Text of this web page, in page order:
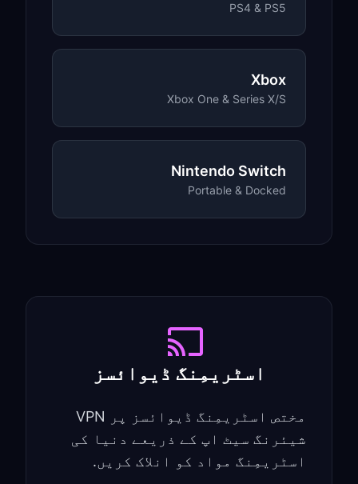
PS4 & PS5
Xbox
Xbox One & Series X/S
Nintendo Switch
Portable & Docked
اسٹریمِنگ ڈیوائسز
مختص اسٹریمِنگ ڈیوائسز پر VPN
شیئرنگ سیٹ اپ کے ذریعے دنیا کی
اسٹریمِنگ مواد کو انلاک کریں.